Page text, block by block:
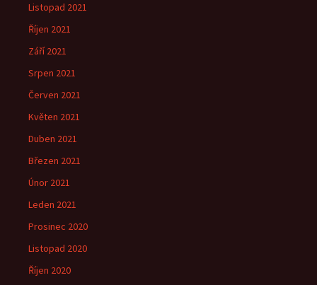
Listopad 2021
Říjen 2021
Září 2021
Srpen 2021
Červen 2021
Květen 2021
Duben 2021
Březen 2021
Únor 2021
Leden 2021
Prosinec 2020
Listopad 2020
Říjen 2020